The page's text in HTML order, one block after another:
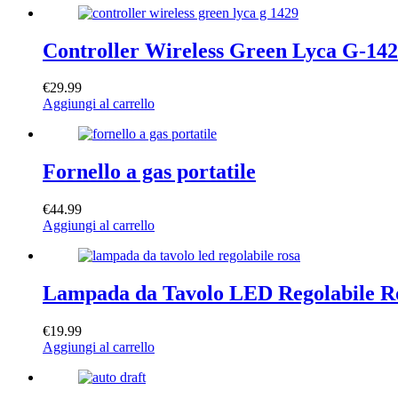
Controller Wireless Green Lyca G-
€29.99
Aggiungi al carrello
Fornello a gas portatile
€44.99
Aggiungi al carrello
Lampada da Tavolo LED Regolabile
€19.99
Aggiungi al carrello